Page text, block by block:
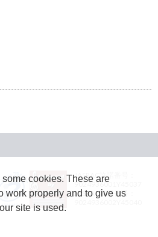
JASRAC許諾番号：
9024936001Y45037
JASRAC許諾番号：
cookies. These are
work properly and to give us
site is used.